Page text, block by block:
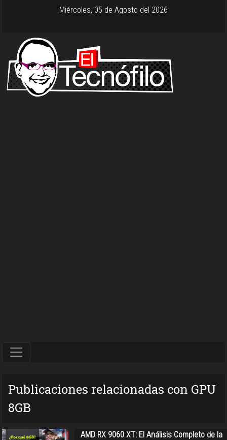
Miércoles, 05 de Agosto del 2026
Publicaciones relacionadas con GPU
8GB
AMD RX 9060 XT: El Análisis Completo de la